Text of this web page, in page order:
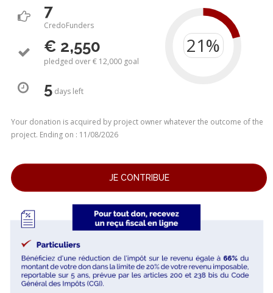
7
CredoFunders
€ 2,550
pledged over € 12,000 goal
5daysleft
Your donation is acquired by project owner whatever the outcome of the
project. Ending on : 11/08/2026
JE CONTRIBUE